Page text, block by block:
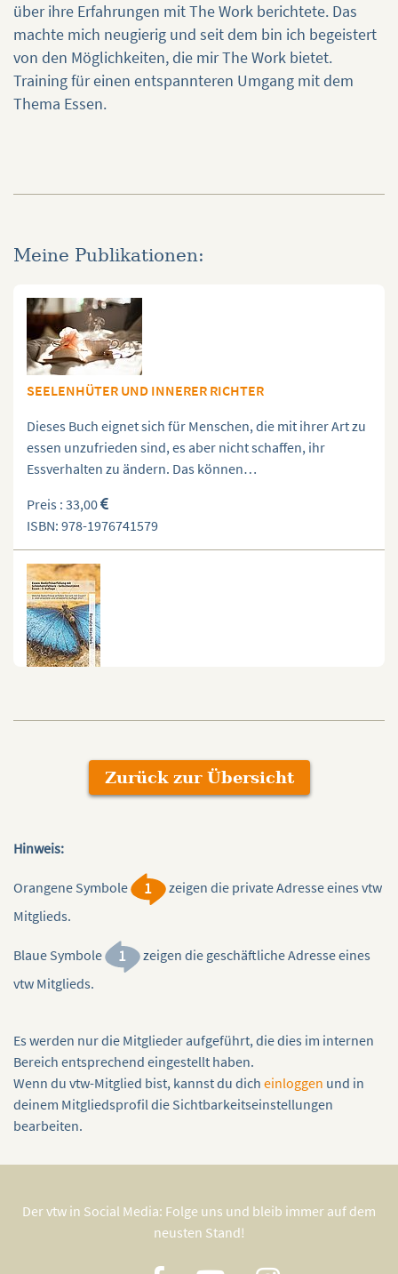
über ihre Erfahrungen mit The Work berichtete. Das
machte mich neugierig und seit dem bin ich begeistert
von den Möglichkeiten, die mir The Work bietet.
Training für einen entspannteren Umgang mit dem
Thema Essen.
Meine Publikationen:
SEELENHÜTER UND INNERER RICHTER
Dieses Buch eignet sich für Menschen, die mit ihrer Art zu
essen unzufrieden sind, es aber nicht schaffen, ihr
Essverhalten zu ändern. Das können…
Preis : 33,00
ISBN: 978-1976741579
Basis der Übungen von Selbstbestimmt Essen sind die
Ideen der Gewaltfreien Kommunikation von…
ISBN: 978-1973566731
Dieses Buch teilt sich auf in einen Theorie-Teil, einen
Praxis-Teil, einem Übungs-Teil und einen Anhang.
Im Theorie-Teil beschreibt die Autorin…
Preis : 24,00
Zurück zur Übersicht
Hinweis:
Orangene Symbole
zeigen die private Adresse eines vtw
Mitglieds.
Blaue Symbole
zeigen die geschäftliche Adresse eines
vtw Mitglieds.
Es werden nur die Mitglieder aufgeführt, die dies im internen
Bereich entsprechend eingestellt haben.
Wenn du vtw-Mitglied bist, kannst du dich einloggen und in
deinem Mitgliedsprofil die Sichtbarkeitseinstellungen
bearbeiten.
Der vtw in Social Media: Folge uns und bleib immer auf dem
neusten Stand!